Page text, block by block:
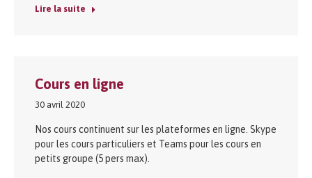
Lire la suite
Cours en ligne
30 avril 2020
Nos cours continuent sur les plateformes en ligne. Skype
pour les cours particuliers et Teams pour les cours en
petits groupe (5 pers max).